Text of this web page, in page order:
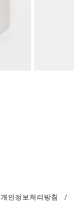
개인정보처리방침 /